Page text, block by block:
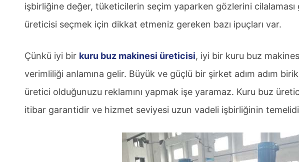
işbirliğine değer, tüketicilerin seçim yaparken gözlerini
üreticisi seçmek için dikkat etmeniz gereken bazı ipuçları var.
Çünkü iyi bir kuru buz makinesi üreticisi, iyi bir kuru buz
verimliliği anlamına gelir. Büyük ve güçlü bir şirket adım adım
üretici olduğunuzu reklamını yapmak işe yaramaz. Kuru buz
itibar garantidir ve hizmet seviyesi uzun vadeli işbirliğinin